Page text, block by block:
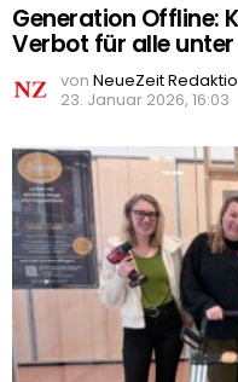
Generation Offline:
Verbot für alle unter
von NeueZeit
23. Januar 2026, 16:03